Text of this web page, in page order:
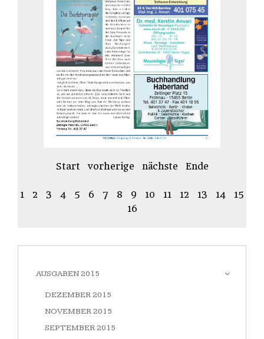
Start vorherige nächste Ende
1 2 3 4 5 6 7 8 9 10 11 12 13 14
15
16
AUSGABEN 2015
DEZEMBER 2015
NOVEMBER 2015
SEPTEMBER 2015